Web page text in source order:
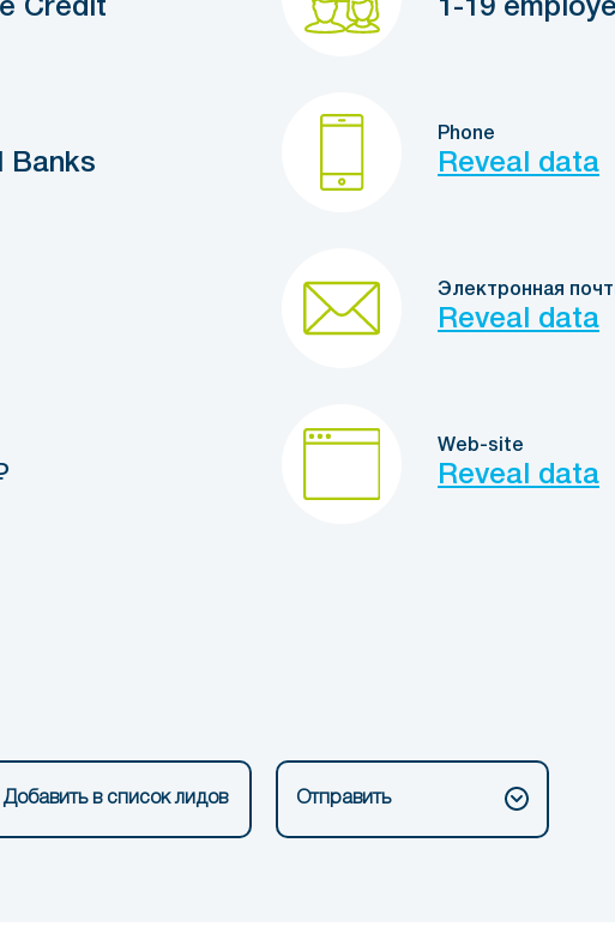
Credit 1-19
Banks
Phone
Reveal data
Электронная
Reveal data
Web-site
Reveal data
Добавить в список лидов Отправить